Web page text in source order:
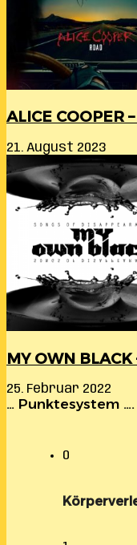
ALICE COOPER
21. August 2023
MY OWN
25. Februar 2022
… Punktesystem
0